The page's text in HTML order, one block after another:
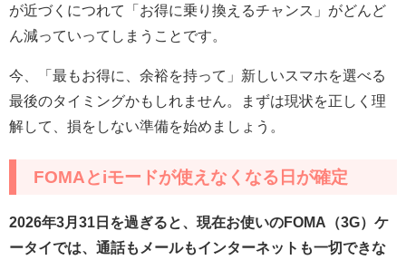
が近づくにつれて「お得に乗り換えるチャンス」がどんど
ん減っていってしまうことです。
今、「最もお得に、余裕を持って」新しいスマホを選べる
最後のタイミングかもしれません。まずは現状を正しく理
解して、損をしない準備を始めましょう。
FOMAとiモードが使えなくなる日が確定
2026年3月31日を過ぎると、現在お使いのFOMA（3G）ケ
ータイでは、通話もメールもインターネットも一切できな